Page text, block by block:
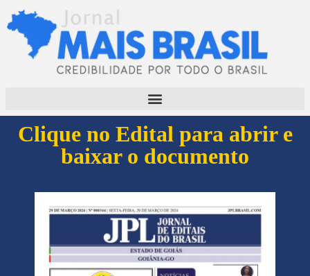
Clique no Edital para abrir e
baixar o documento